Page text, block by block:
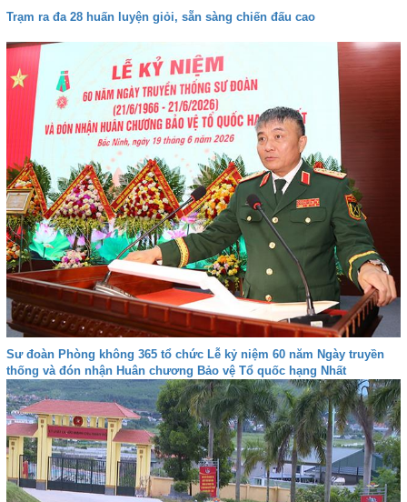
Trạm ra đa 28 huấn luyện giỏi, sẵn sàng chiến đấu cao
Sư đoàn Phòng không 365 tổ chức Lễ kỷ niệm 60 năm Ngày truyền
thống và đón nhận Huân chương Bảo vệ Tổ quốc hạng Nhất